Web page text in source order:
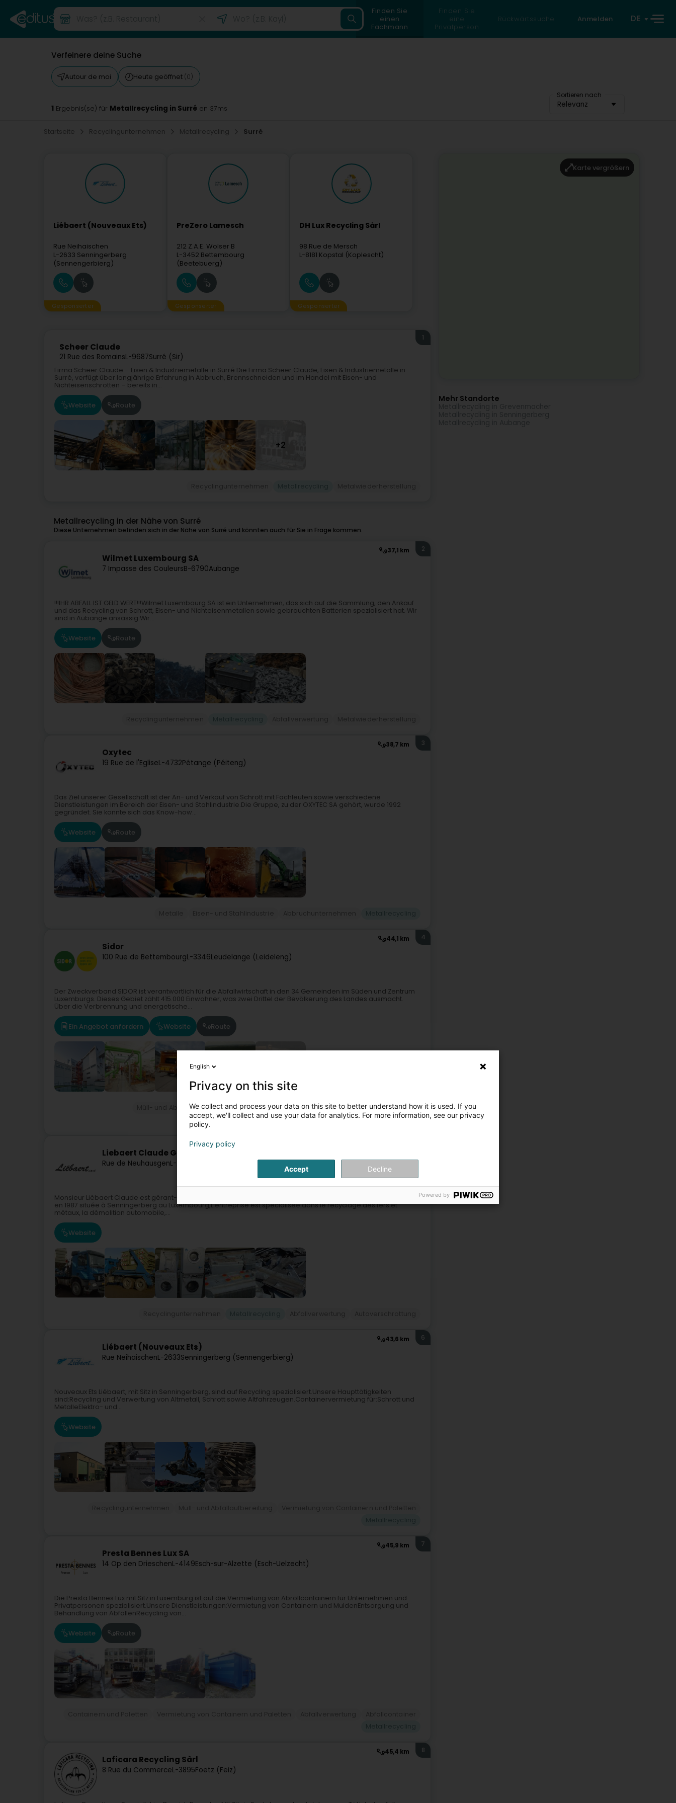
Finden Sie
einen
Fachmann
Finden Sie
eine
Privatperson
Rückwärtssuche Anmelden DE
Verfeinere deine Suche
Autour de moi Heute geöffnet (0)
Sortieren nach
Relevanz
1 Ergebnis(se) für Metallrecycling in Surré en 37ms
Startseite Recyclingunternehmen Metallrecycling Surré
Liébaert (Nouveaux Ets)
Rue Neihaischen
L-2633 Senningerberg
(Sennengerbierg)
Gesponserter
PreZero Lamesch
212 Z.A.E. Wolser B
L-3452 Bettembourg
(Beetebuerg)
Gesponserter
DH Lux Recycling Sàrl
98 Rue de Mersch
L-8181 Kopstal (Koplescht)
Gesponserter
Scheer Claude
21 Rue des RomainsL-9687Surré (Sir)
1
Firma Scheer Claude – Eisen & Industriemetalle in Surré Die Firma Scheer Claude, Eisen & Industriemetalle in
Surré, verfügt über langjährige Erfahrung in Abbruch, Brennschneiden und im Handel mit Eisen- und
Nichteisenschrotten – bereits in...
Website Route
+2
Metallrecycling in der Nähe von Surré
Diese Unternehmen befinden sich in der Nähe von Surré und könnten auch für Sie in Frage kommen.
37,1 km
Wilmet Luxembourg SA
7 Impasse des CouleursB-6790Aubange
2
!!!IHR ABFALL IST GELD WERT!!!Wilmet Luxembourg SA ist ein Unternehmen, das sich auf die Sammlung, den Ankauf
und das Recycling von Schrott, Eisen- und Nichteisenmetallen sowie gebrauchten Batterien spezialisiert hat. Wir
sind in Aubange ansässig.Wir...
Website Route
38,7 km
Oxytec
19 Rue de l'EgliseL-4732Pétange (Péiteng)
3
Das Ziel unserer Gesellschaft ist der An- und Verkauf von Schrott mit Fachleuten sowie verschiedene
Dienstleistungen im Bereich der Eisen- und Stahlindustrie.Die Gruppe, zu der OXYTEC SA gehört, wurde 1992
gegründet. Sie konnte sich das Know-how...
Website Route
44,1 km
Sidor
100 Rue de BettembourgL-3346Leudelange (Leideleng)
4
Der Zweckverband SIDOR ist verantwortlich für die Abfallwirtschaft in den 34 Gemeinden im Süden und Zentrum
Luxemburgs. Dieses Gebiet zählt 415.000 Einwohner, was zwei Drittel der Bevölkerung des Landes ausmacht.
Über die Verbrennung und energetische...
Ein Angebot anfordern Website Route
Müll- und Abfallaufbereitung Sammlung und Abfallbehandlung
Abfallverwertung
Sammlung von verwertbaren Abfällen
Metallrecycling
Liebaert Claude Gérant associé
Rue de NeuhausgenL-2633 Senningerberg (Sennengerbierg)
Monsieur Liébaert Claude est gérant-associé de l’entreprise Nouveaux Ets Liébaert, entreprise familliale créée
en 1987 située à Senningerberg au Luxembourg,L’entreprise est spécialisée dans le recyclage des fers et
métaux, la démolition automobile,...
Website
43,6 km
Liébaert (Nouveaux Ets)
Rue NeihaischenL-2633Senningerberg (Sennengerbierg)
6
Nouveaux Ets Liébaert, mit Sitz in Senningerberg, sind auf Recycling spezialisiert.Unsere Haupttätigkeiten
sind:Recycling und Verwertung von Altmetall, Schrott sowie Altfahrzeugen.Containervermietung für:Schrott und
MetalleElektro- und...
Website
45,9 km
Presta Bennes Lux SA
14 Op den DrieschenL-4149Esch-sur-Alzette (Esch-Uelzecht)
7
Die Presta Bennes Lux mit Sitz in Luxemburg ist auf die Vermietung von Abrollcontainern für Unternehmen und
Privatpersonen spezialisiert.Unsere Dienstleistungen:Vermietung von Containern und MuldenEntsorgung und
Behandlung von AbfällenRecycling von...
Website Route
45,4 km
Laficara Recycling Sàrl
8 Rue du CommerceL-3895Foetz (Feiz)
8
Karte vergrößern
Mehr Standorte
English
Privacy on this site
We collect and process your data on this site to better understand how it is used. If you
accept, we'll collect and use your data for analytics. For more information, see our privacy
policy.
Privacy policy
Accept Decline
Powered by